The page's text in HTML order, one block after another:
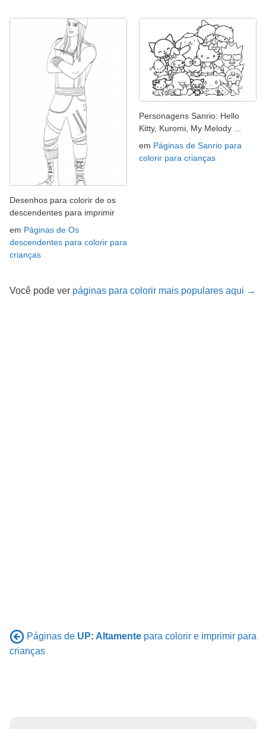
Desenhos para colorir de os
descendentes para imprimir
em Páginas de Os
descendentes para colorir para
crianças
Personagens Sanrio: Hello
Kitty, Kuromi, My Melody ...
em Páginas de Sanrio para
colorir para crianças
Você pode ver páginas para colorir mais populares aqui →
Páginas de UP: Altamente para colorir e imprimir para
crianças